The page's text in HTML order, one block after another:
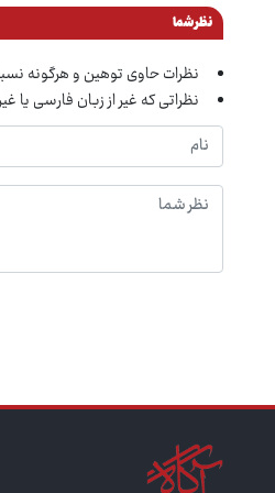
نظر شما
نظرات حاوی توهین و هرگونه
نظراتی که غیر از زبان فارسی